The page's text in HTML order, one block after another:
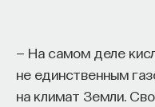
— На самом деле
не единственным
на климат Земли.